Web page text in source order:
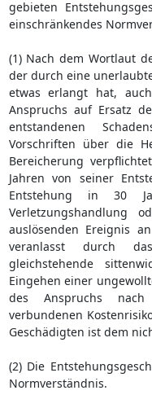
gebieten
einschränkendes
(1) Nach dem Wortlaut
der durch eine
etwas erlangt hat,
Anspruchs auf Ersatz
entstandenen
Vorschriften über die
Bereicherung
Jahren von seiner
Entstehung in 30
Verletzungshandlung
auslösenden Ereignis
veranlasst durch
gleichstehende
Eingehen einer
des Anspruchs
verbundenen
Geschädigten ist dem
(2) Die
Normverständnis.